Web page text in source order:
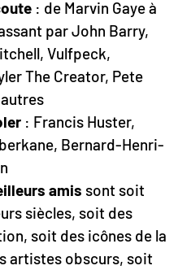
: de Marvin Gaye à
par John Barry,
Vulfpeck,
The Creator, Pete
: Francis Huster,
Bernard-Henri-
amis sont soit
siècles, soit des
soit des icônes de la
artistes obscurs, soit